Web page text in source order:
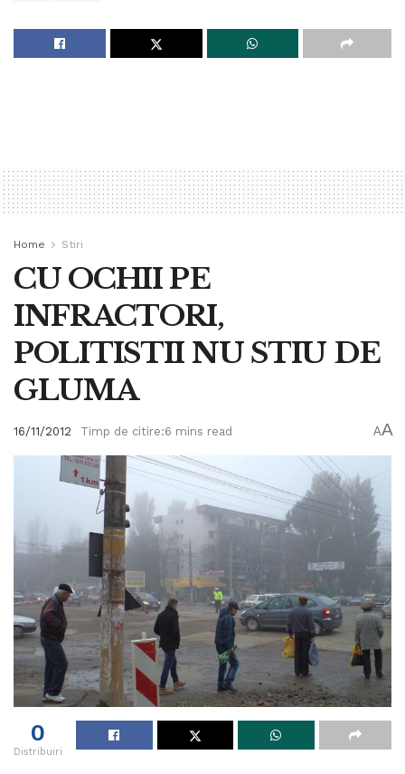
Home Stiri
CU OCHII PE
INFRACTORI,
POLITISTII NU STIU DE
GLUMA
16/11/2012 Timp de citire:6 mins read AA
0
Distribuiri